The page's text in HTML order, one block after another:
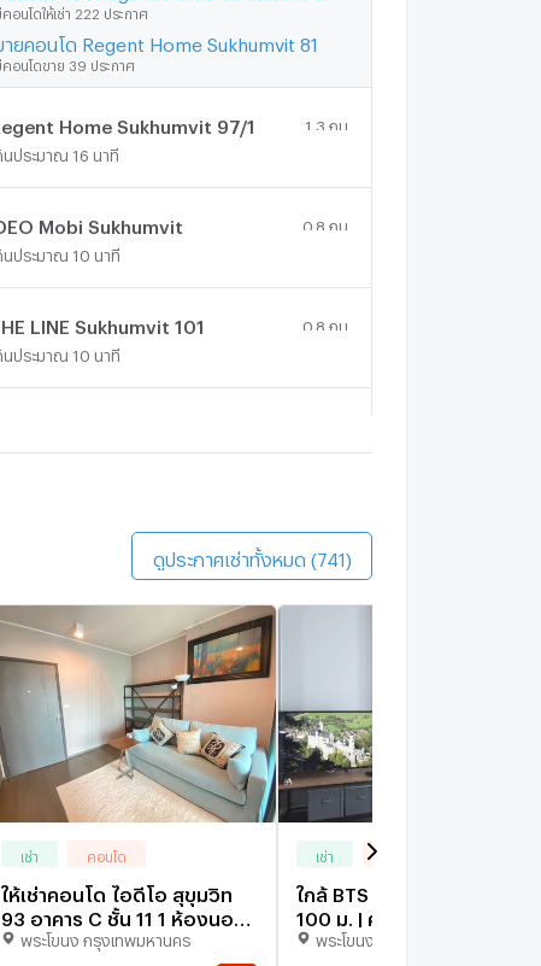
คอนโดให้เช่า 222 ประกาศ
ายคอนโด Regent Home Sukhumvit 81
คอนโดขาย 39 ประกาศ
Home Sukhumvit 97/1 1.3 กม.
นประมาณ 16 นาที
Mobi Sukhumvit 0.8 กม.
นประมาณ 10 นาที
LINE Sukhumvit 101 0.8 กม.
นประมาณ 10 นาที
นประมาณ 23 นาที
ดูประกาศเช่าทั้งหมด (741)
เช่า คอนโด
ให้เช่าคอนโด ไอดีโอ สุขุมวิท
93 อาคาร C ชั้น 11 1 ห้องนอน
ขนาด 31 ตรม ใกล้ Tesco
พระโขนง กรุงเทพมหานคร
เช่า
ใกล้ BTS Bang Chak เพียง
100 ม. | คอนโด 1 ห้องนอน
Ideo Sukhumvit 93 (ID
พระโขนง กรุงเทพมหานคร